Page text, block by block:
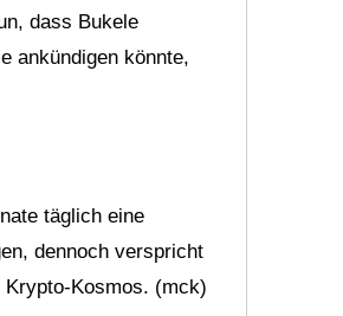
dass Bukele
ankündigen könnte,
täglich eine
dennoch verspricht
Kosmos. (mck)